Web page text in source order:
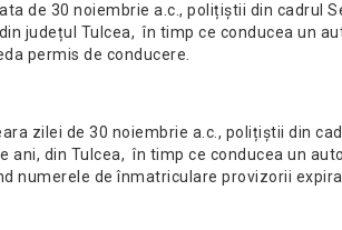
de 30 noiembrie a.c., polițiștii din cadrul
județul Tulcea, în timp ce conducea un
permis de conducere.
zilei de 30 noiembrie a.c., polițiștii din
ani, din Tulcea, în timp ce conducea un
numerele de înmatriculare provizorii